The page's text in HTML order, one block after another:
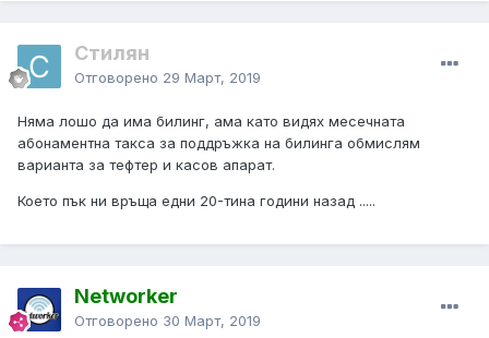
Стилян
Отговорено 29 Март, 2019
Няма лошо да има билинг, ама като видях месечната
абонаментна такса за поддръжка на билинга обмислям
варианта за тефтер и касов апарат.
Което пък ни връща едни 20-тина години назад .....
Networker
Отговорено 30 Март, 2019